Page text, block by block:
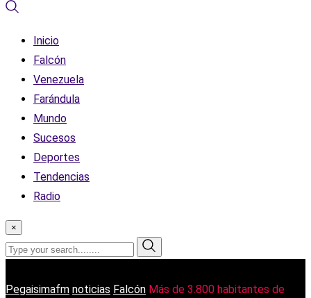
Inicio
Falcón
Venezuela
Farándula
Mundo
Sucesos
Deportes
Tendencias
Radio
×
Pegaisimafm noticias Falcón Más de 3.800 habitantes de